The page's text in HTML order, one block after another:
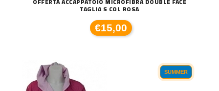
TAGLIA S COL ROSA
€15,00
SUMMER